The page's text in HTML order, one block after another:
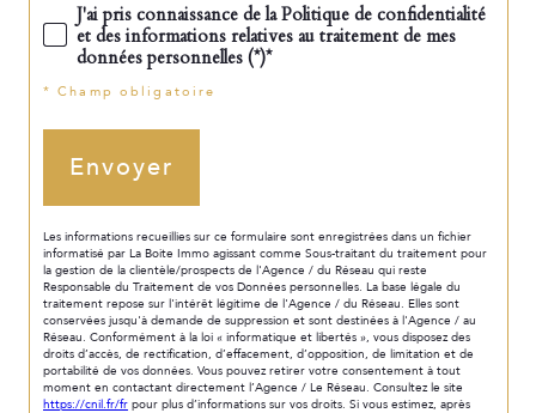
J'ai pris connaissance de la Politique de confidentialité
et des informations relatives au traitement de mes
données personnelles (*)*
* Champ obligatoire
Envoyer
Les informations recueillies sur ce formulaire sont enregistrées dans un fichier
informatisé par La Boite Immo agissant comme Sous-traitant du traitement pour
la gestion de la clientèle/prospects de l'Agence / du Réseau qui reste
Responsable du Traitement de vos Données personnelles. La base légale du
traitement repose sur l'intérêt légitime de l'Agence / du Réseau. Elles sont
conservées jusqu'à demande de suppression et sont destinées à l'Agence / au
Réseau. Conformément à la loi « informatique et libertés », vous disposez des
droits d’accès, de rectification, d’effacement, d’opposition, de limitation et de
portabilité de vos données. Vous pouvez retirer votre consentement à tout
moment en contactant directement l’Agence / Le Réseau. Consultez le site
https://cnil.fr/fr pour plus d’informations sur vos droits. Si vous estimez, après